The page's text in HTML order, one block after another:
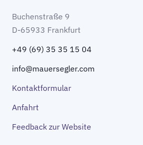
Buchenstraße 9
D-65933 Frankfurt
+49 (69) 35 35 15 04
info@mauersegler.com
Kontaktformular
Anfahrt
Feedback zur Website